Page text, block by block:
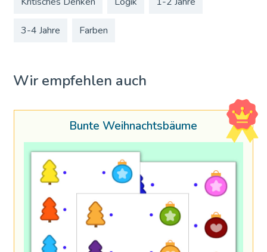
3-4 Jahre Farben
Wir empfehlen auch
Bunte Weihnachtsbäume